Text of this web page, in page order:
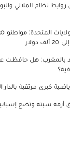
نظام الملالي
بالمغرب: هل حافظت
كبرى مرتقبة بالدار
أزمة سبتة وتضع